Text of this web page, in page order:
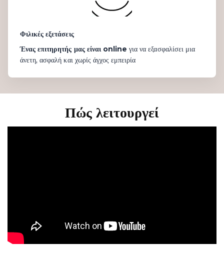
Φιλικές εξετάσεις
Ένας επιτηρητής μας είναι online για να εξασφαλίσει μια
άνετη, ασφαλή και χωρίς άγχος εμπειρία
Πώς λειτουργεί